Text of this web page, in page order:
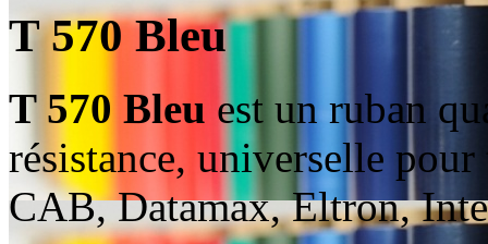
T 570 Bleu
T 570 Bleu est un ruban
résistance, universelle
CAB, Datamax, Eltron,